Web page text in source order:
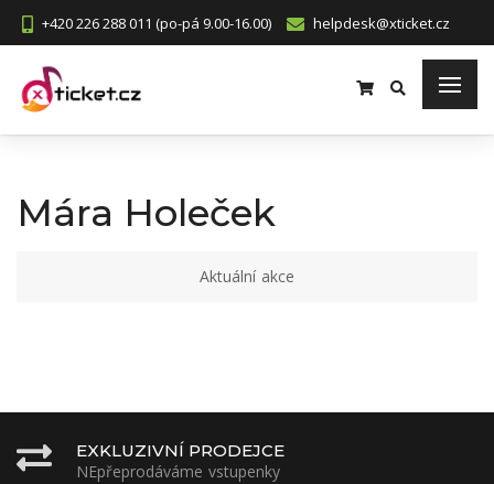
+420 226 288 011 (po-pá 9.00-16.00) helpdesk@xticket.cz
Mára Holeček
Aktuální akce
EXKLUZIVNÍ PRODEJCE
NEpřeprodáváme vstupenky